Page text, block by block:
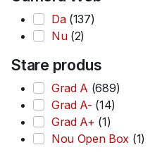
Da (137)
Nu (2)
Stare produs
Grad A (689)
Grad A- (14)
Grad A+ (1)
Nou Open Box (1)